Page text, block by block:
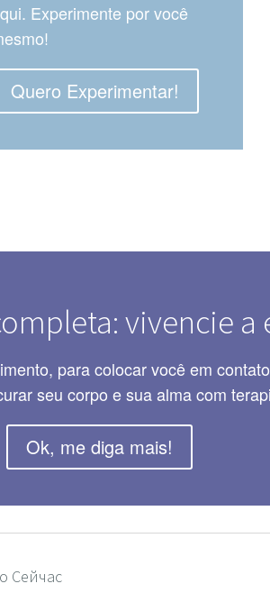
Experimente por você
Quero Experimentar!
vivencie
para colocar você em
seu corpo e sua alma com
Ok, me diga mais!
Сейчас️